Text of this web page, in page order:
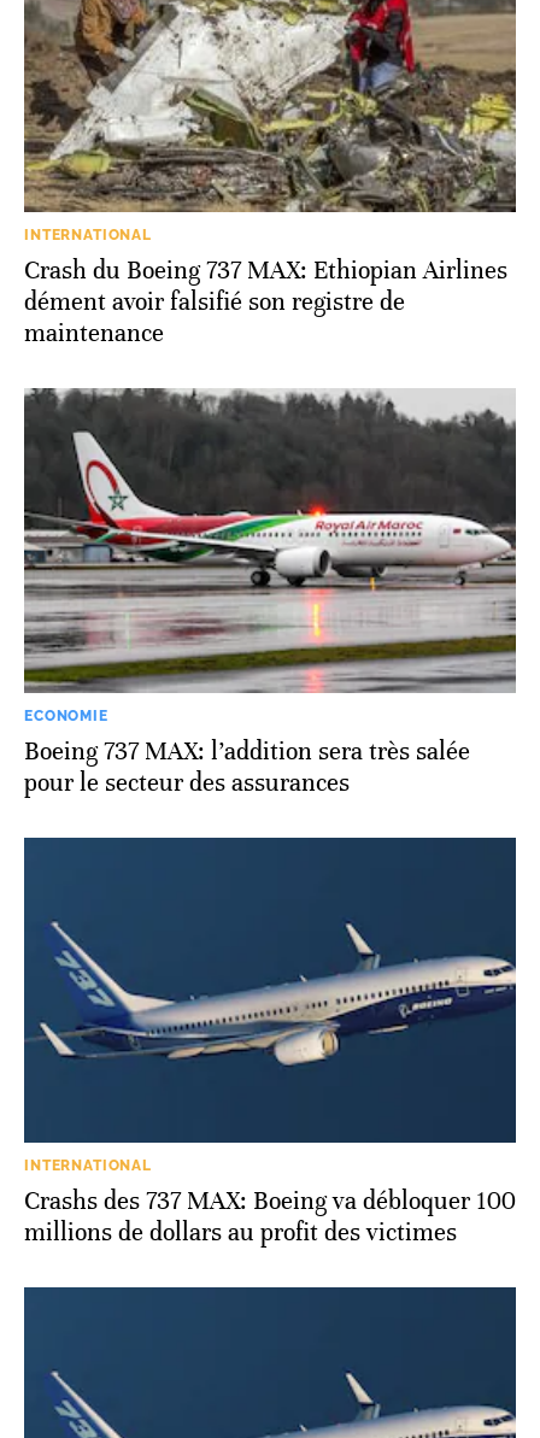
INTERNATIONAL
Crash du Boeing 737 MAX: Ethiopian Airlines
dément avoir falsifié son registre de
maintenance
ECONOMIE
Boeing 737 MAX: l’addition sera très salée
pour le secteur des assurances
INTERNATIONAL
Crashs des 737 MAX: Boeing va débloquer 100
millions de dollars au profit des victimes